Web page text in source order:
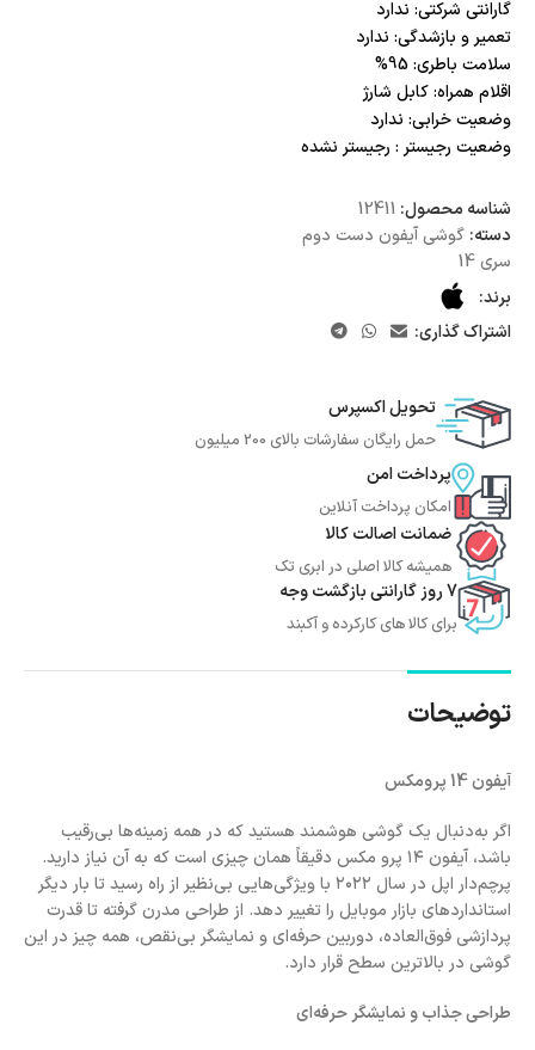
گارانتی شرکتی: ندارد
تعمیر و بازشدگی: ندارد
سلامت باطری: 95%
اقلام همراه: کابل شارژ
وضعیت خرابی: ندارد
وضعیت رجیستر : رجیستر نشده
شناسه محصول: 12411
دسته: گوشی آیفون دست دوم
سری 14
برند:
اشتراک گذاری:
تحویل اکسپرس
حمل رایگان سفارشات بالای 200 میلیون
پرداخت امن
امکان پرداخت آنلاین
ضمانت اصالت کالا
همیشه کالا اصلی در ابری تک
7 روز گارانتی بازگشت وجه
برای کالا های کارکرده و آکبند
توضیحات
آیفون 14 پرومکس
اگر به‌دنبال یک گوشی هوشمند هستید که در همه زمینه‌ها بی‌رقیب
باشد، آیفون ۱۴ پرو مکس دقیقاً همان چیزی است که به آن نیاز دارید.
پرچم‌دار اپل در سال ۲۰۲۲ با ویژگی‌هایی بی‌نظیر از راه رسید تا بار دیگر
استانداردهای بازار موبایل را تغییر دهد. از طراحی مدرن گرفته تا قدرت
پردازشی فوق‌العاده، دوربین حرفه‌ای و نمایشگر بی‌نقص، همه چیز در این
گوشی در بالاترین سطح قرار دارد.
طراحی جذاب و نمایشگر حرفه‌ای